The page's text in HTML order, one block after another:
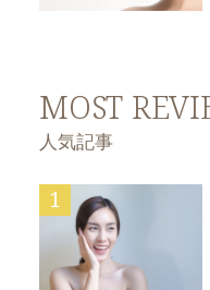
MOST
人気記事
1